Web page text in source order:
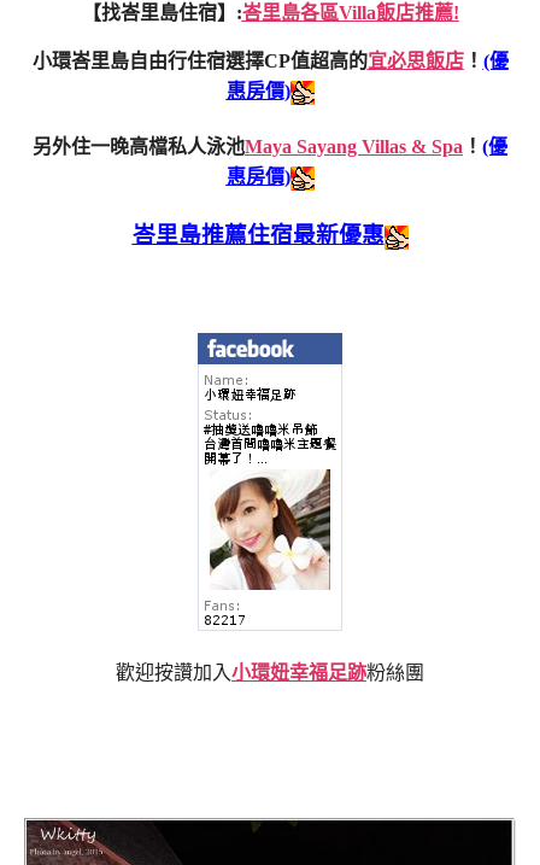
【找峇里島住宿】:峇里島各區Villa飯店推薦!
小環峇里島自由行住宿選擇CP值超高的宜必思飯店！ (優
惠房價)
另外住一晚高檔私人泳池Maya Sayang Villas & Spa ！ (優
惠房價)
峇里島推薦住宿最新優惠
歡迎按讚加入小環妞幸福足跡粉絲團